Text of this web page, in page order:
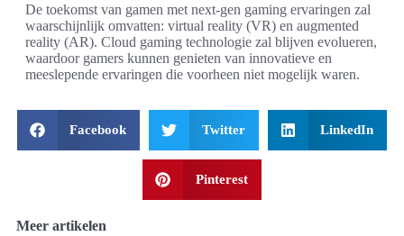
De toekomst van gamen met next-gen gaming ervaringen zal
waarschijnlijk omvatten: virtual reality (VR) en augmented
reality (AR). Cloud gaming technologie zal blijven evolueren,
waardoor gamers kunnen genieten van innovatieve en
meeslepende ervaringen die voorheen niet mogelijk waren.
Facebook Twitter LinkedIn
Pinterest
Meer artikelen